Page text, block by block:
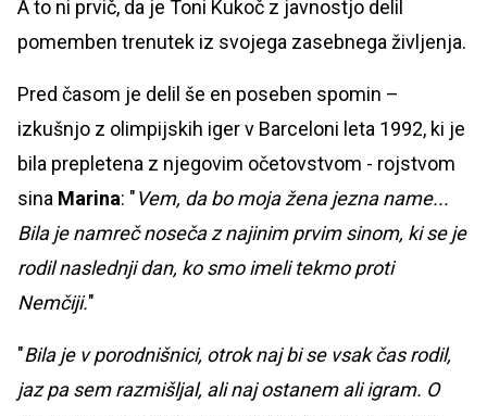
A to ni prvič, da je Toni Kukoč z javnostjo delil
pomemben trenutek iz svojega zasebnega življenja.
Pred časom je delil še en poseben spomin –
izkušnjo z olimpijskih iger v Barceloni leta 1992, ki je
bila prepletena z njegovim očetovstvom - rojstvom
sina Marina: "Vem, da bo moja žena jezna name...
Bila je namreč noseča z najinim prvim sinom, ki se je
rodil naslednji dan, ko smo imeli tekmo proti
Nemčiji."
"Bila je v porodnišnici, otrok naj bi se vsak čas rodil,
jaz pa sem razmišljal, ali naj ostanem ali igram. O